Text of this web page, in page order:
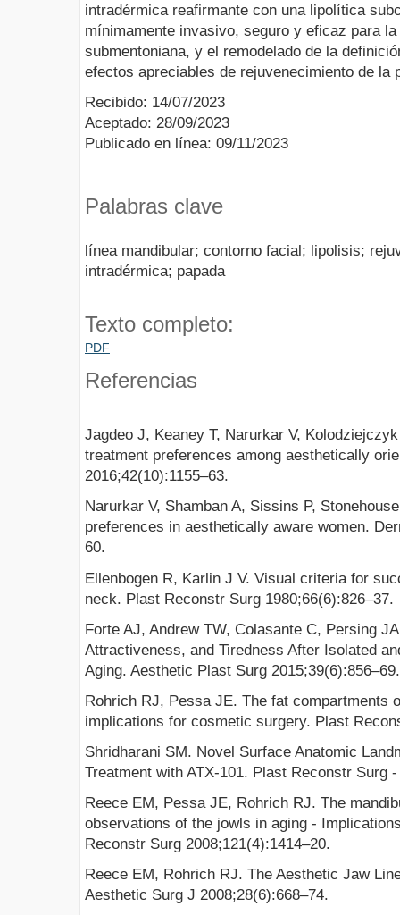
intradérmica reafirmante con una lipolítica
mínimamente invasivo, seguro y eficaz para
submentoniana, y el remodelado de la
efectos apreciables de rejuvenecimiento de la
Recibido: 14/07/2023
Aceptado: 28/09/2023
Publicado en línea: 09/11/2023
Palabras clave
línea mandibular; contorno facial; lipolisis;
intradérmica; papada
Texto completo:
PDF
Referencias
Jagdeo J, Keaney T, Narurkar V,
treatment preferences among aesthetically
2016;42(10):1155–63.
Narurkar V, Shamban A, Sissins P,
preferences in aesthetically aware women.
60.
Ellenbogen R, Karlin J V. Visual criteria for
neck. Plast Reconstr Surg 1980;66(6):826–37.
Forte AJ, Andrew TW, Colasante C, Persing
Attractiveness, and Tiredness After Isolated
Aging. Aesthetic Plast Surg 2015;39(6):856–69.
Rohrich RJ, Pessa JE. The fat compartments
implications for cosmetic surgery. Plast
Shridharani SM. Novel Surface Anatomic
Treatment with ATX-101. Plast Reconstr Surg
Reece EM, Pessa JE, Rohrich RJ. The
observations of the jowls in aging -
Reconstr Surg 2008;121(4):1414–20.
Reece EM, Rohrich RJ. The Aesthetic Jaw
Aesthetic Surg J 2008;28(6):668–74.